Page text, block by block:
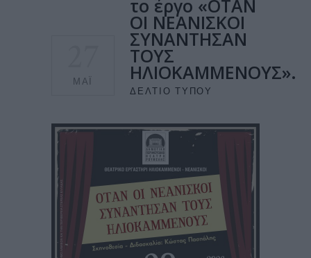
ΜΆΙ
το έργο «ΟΤΑΝ
ΟΙ ΝΕΑΝΙΣΚΟΙ
ΣΥΝΑΝΤΗΣΑΝ
ΤΟΥΣ
ΗΛΙΟΚΑΜΜΕΝΟΥΣ».
ΔΕΛΤΊΟ ΤΎΠΟΥ